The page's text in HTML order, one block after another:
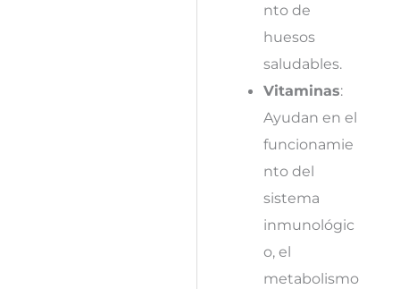
nto de
huesos
saludables.
Vitaminas:
Ayudan en el
funcionamie
nto del
sistema
inmunológic
o, el
metabolismo